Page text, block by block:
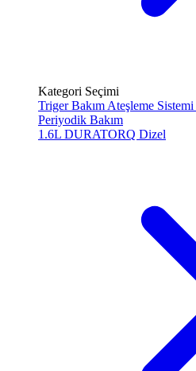
Kategori Seçimi
Triger Bakım Ateşleme Sistemi
Periyodik Bakım
1.6L DURATORQ Dizel